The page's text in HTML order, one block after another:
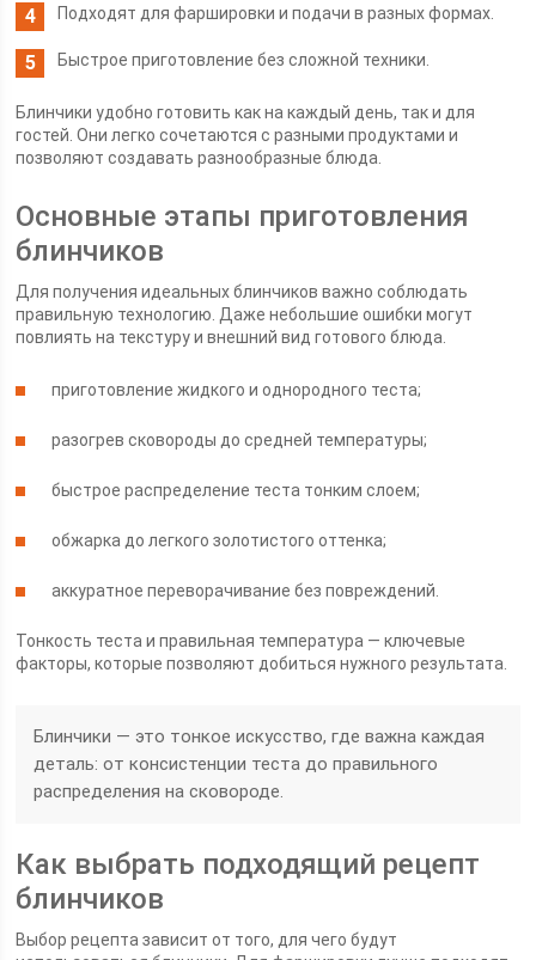
Подходят для фаршировки и подачи в разных формах.
Быстрое приготовление без сложной техники.
Блинчики удобно готовить как на каждый день, так и для
гостей. Они легко сочетаются с разными продуктами и
позволяют создавать разнообразные блюда.
Основные этапы приготовления
блинчиков
Для получения идеальных блинчиков важно соблюдать
правильную технологию. Даже небольшие ошибки могут
повлиять на текстуру и внешний вид готового блюда.
приготовление жидкого и однородного теста;
разогрев сковороды до средней температуры;
быстрое распределение теста тонким слоем;
обжарка до легкого золотистого оттенка;
аккуратное переворачивание без повреждений.
Тонкость теста и правильная температура — ключевые
факторы, которые позволяют добиться нужного результата.
Блинчики — это тонкое искусство, где важна каждая
деталь: от консистенции теста до правильного
распределения на сковороде.
Как выбрать подходящий рецепт
блинчиков
Выбор рецепта зависит от того, для чего будут